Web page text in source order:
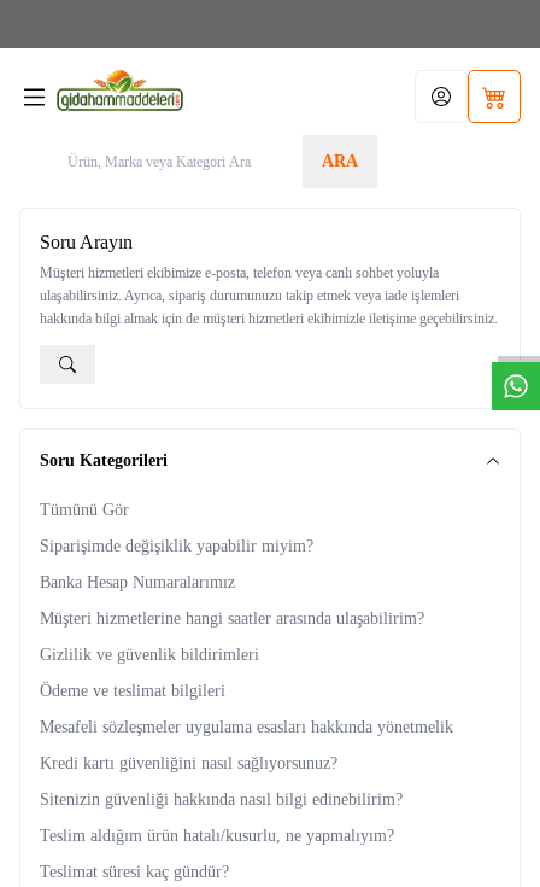
ARA
HesabımSepetim
Soru Arayın
Müşteri hizmetleri ekibimize e-posta, telefon veya canlı sohbet yoluyla
ulaşabilirsiniz. Ayrıca, sipariş durumunuzu takip etmek veya iade işlemleri
hakkında bilgi almak için de müşteri hizmetleri ekibimizle iletişime geçebilirsiniz.
Soru Kategorileri
Tümünü Gör
Siparişimde değişiklik yapabilir miyim?
Banka Hesap Numaralarımız
Müşteri hizmetlerine hangi saatler arasında ulaşabilirim?
Gizlilik ve güvenlik bildirimleri
Ödeme ve teslimat bilgileri
Mesafeli sözleşmeler uygulama esasları hakkında yönetmelik
Kredi kartı güvenliğini nasıl sağlıyorsunuz?
Sitenizin güvenliği hakkında nasıl bilgi edinebilirim?
Teslim aldığım ürün hatalı/kusurlu, ne yapmalıyım?
Teslimat süresi kaç gündür?